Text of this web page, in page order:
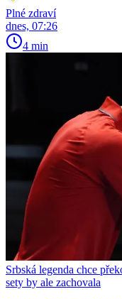
Plné zdraví
dnes, 07:26
4 min
Srbská legenda chce
sety by ale zachovala